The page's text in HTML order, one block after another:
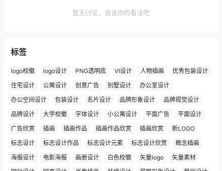
暂无讨论，说说你的看法吧
标签
logo校徽 logo设计 PNG透明底 VI设计 人物插画
优秀包装设计
住宅设计
公寓设计 创意广告 别墅设计
办公室设计
办公空间设计
包装设计 名片设计 品牌形象设计
品牌视觉设计
品牌设计
大学校徽 字体设计 小公寓设计 平面广告
平面设计
广告欣赏
插画 插画作品 插画作品欣赏 插画欣赏
新LOGO
标志设计
标志设计作品 标志设计元素 标志设计欣赏
概念插画
海报设计
电影海报 画册设计 白色校徽 矢量logo
矢量素材